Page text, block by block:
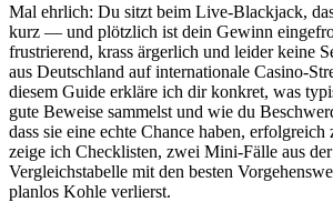
Mal ehrlich: Du sitzt beim Live-Blackjack,
kurz — und plötzlich ist dein Gewinn
frustrierend, krass ärgerlich und leider keine
aus Deutschland auf internationale Casino-
diesem Guide erkläre ich dir konkret, was
gute Beweise sammelst und wie du
dass sie eine echte Chance haben, erfolgreich
zeige ich Checklisten, zwei Mini-Fälle aus
Vergleichstabelle mit den besten
planlos Kohle verlierst.